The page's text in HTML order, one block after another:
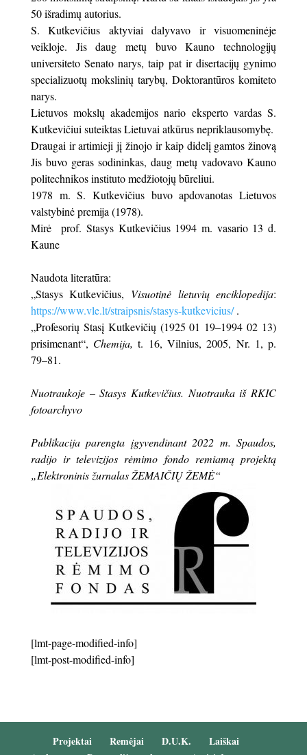
50 išradimų autorius.
S. Kutkevičius aktyviai dalyvavo ir visuomeninėje
veikloje. Jis daug metų buvo Kauno technologijų
universiteto Senato narys, taip pat ir disertacijų gynimo
specializuotų mokslinių tarybų, Doktorantūros komiteto
narys.
Lietuvos mokslų akademijos nario eksperto vardas S.
Kutkevičiui suteiktas Lietuvai atkūrus nepriklausomybę.
Draugai ir artimieji jį žinojo ir kaip didelį gamtos žinovą
Jis buvo geras sodininkas, daug metų vadovavo Kauno
politechnikos instituto medžiotojų būreliui.
1978 m. S. Kutkevičius buvo apdovanotas Lietuvos
valstybinė premija (1978).
Mirė prof. Stasys Kutkevičius 1994 m. vasario 13 d.
Kaune
Naudota literatūra:
„Stasys Kutkevičius, Visuotinė lietuvių enciklopedija:
https://www.vle.lt/straipsnis/stasys-kutkevicius/.
„Profesorių Stasį Kutkevičių (1925 01 19–1994 02 13)
prisimenant“, Chemija, t. 16, Vilnius, 2005, Nr. 1, p.
79–81.
Nuotraukoje – Stasys Kutkevičius. Nuotrauka iš RKIC
fotoarchyvo
Publikacija parengta įgyvendinant 2022 m. Spaudos,
radijo ir televizijos rėmimo fondo remiamą projektą
„Elektroninis žurnalas ŽEMAIČIŲ ŽEMĖ“
[lmt-page-modified-info]
[lmt-post-modified-info]
Projektai Remėjai D.U.K.
Laiškai